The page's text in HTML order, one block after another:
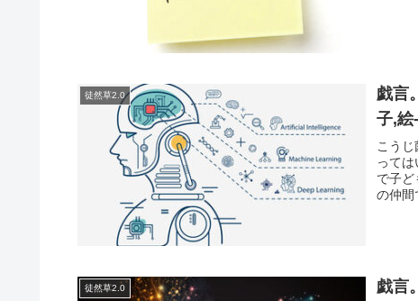
徒然草2.0
戯言
子,絵
こう
って
で子
の仲間
徒然草2.0
戯言